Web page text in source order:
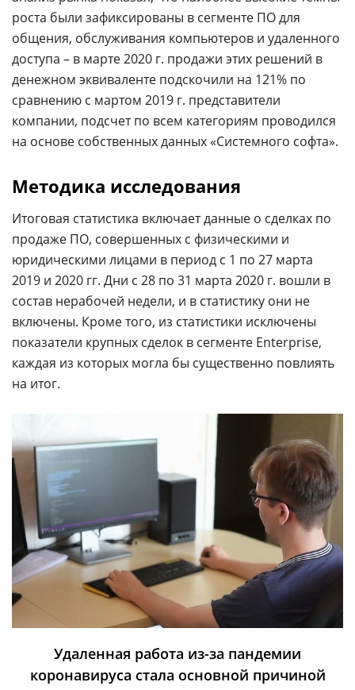
роста были зафиксированы в сегменте ПО для
общения, обслуживания компьютеров и удаленного
доступа – в марте 2020 г. продажи этих решений в
денежном эквиваленте подскочили на 121% по
сравнению с мартом 2019 г. представители
компании, подсчет по всем категориям проводился
на основе собственных данных «Системного софта».
Методика исследования
Итоговая статистика включает данные о сделках по
продаже ПО, совершенных с физическими и
юридическими лицами в период с 1 по 27 марта
2019 и 2020 гг. Дни с 28 по 31 марта 2020 г. вошли в
состав нерабочей недели, и в статистику они не
включены. Кроме того, из статистики исключены
показатели крупных сделок в сегменте Enterprise,
каждая из которых могла бы существенно повлиять
на итог.
Удаленная работа из-за пандемии
коронавируса стала основной причиной